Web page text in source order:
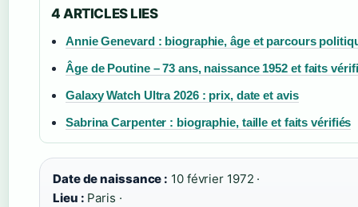
4 ARTICLES LIES
Annie Genevard : biographie, âge et parcours
Âge de Poutine – 73 ans, naissance 1952 et faits
Galaxy Watch Ultra 2026 : prix, date et avis
Sabrina Carpenter : biographie, taille et faits vérifiés
Date de naissance : 10 février 1972 ·
Lieu : Paris ·